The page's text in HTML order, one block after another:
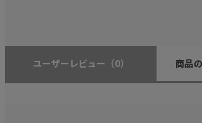
ユーザーレビュー （0） 商品